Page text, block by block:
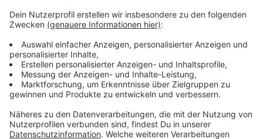
Verpass' nichts mehr - mit unserem kostenlosen
ANTENNE BAYERN Newsletter. Ob Nachrichten,
Lifestyle oder unsere neuesten Aktionen - wir
informieren dich.
Zum Newsletter anmelden